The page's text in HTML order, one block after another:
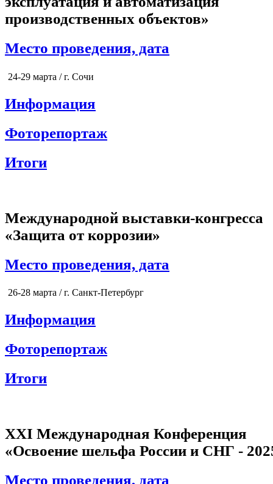
производственных объектов»
Место проведения, дата
24-29 марта / г. Сочи
Информация
Фоторепортаж
Итоги
Международной выставки-конгресса
«Защита от коррозии»
Место проведения, дата
26-28 марта / г. Санкт-Петербург
Информация
Фоторепортаж
Итоги
XXI Международная Конференция
«Освоение шельфа России и СНГ -
Место проведения, дата